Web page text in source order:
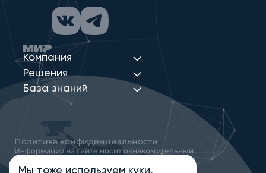
Компания
Решения
База знаний
Политика конфиденциальности
Информация на сайте носит ознакомительный
характер и не является публичной офертой,
определяемой положениями статьи 437
Мы тоже используем куки,